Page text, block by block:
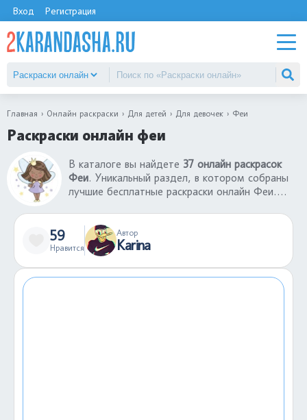
Вход Регистрация
Главная Онлайн раскраски Для детей Для девочек Феи
Раскраски онлайн феи
В каталоге вы найдете 37 онлайн раскрасок
Феи. Уникальный раздел, в котором собраны
лучшие бесплатные раскраски онлайн Феи.
понравившуюся картинку из раздела раскраски
онлайн Феи. Готовую раскрашенную картинку
можно сохранить себе на компьютер или
59
Нравится
Автор
Karina